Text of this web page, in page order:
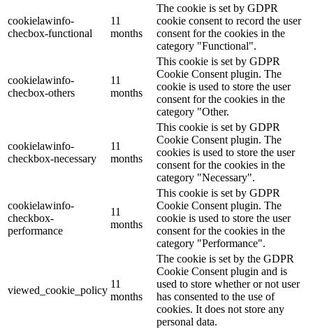
cookielawinfo-
checbox-functional
11
months
The cookie is set by GDPR
cookie consent to record the user
consent for the cookies in the
category "Functional".
cookielawinfo-
checbox-others
11
months
This cookie is set by GDPR
Cookie Consent plugin. The
cookie is used to store the user
consent for the cookies in the
category "Other.
cookielawinfo-
checkbox-necessary
11
months
This cookie is set by GDPR
Cookie Consent plugin. The
cookies is used to store the user
consent for the cookies in the
category "Necessary".
cookielawinfo-
checkbox-
performance
11
months
This cookie is set by GDPR
Cookie Consent plugin. The
cookie is used to store the user
consent for the cookies in the
category "Performance".
viewed_cookie_policy
11
months
The cookie is set by the GDPR
Cookie Consent plugin and is
used to store whether or not user
has consented to the use of
cookies. It does not store any
personal data.